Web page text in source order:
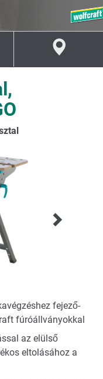
fejező-
fúróállványokkal
az elülső
eltolásához a